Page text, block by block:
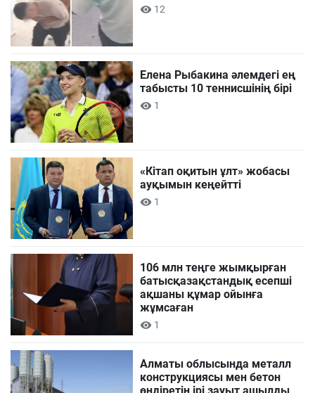
12
Елена Рыбакина әлемдегі ең
табысты 10 теннисшінің бірі
1
«Кітап оқитын ұлт» жобасы
ауқымын кеңейтті
1
106 млн теңге жымқырған
батысқазақстандық есепші
ақшаны құмар ойынға
жұмсаған
1
Алматы облысында металл
конструкциясы мен бетон